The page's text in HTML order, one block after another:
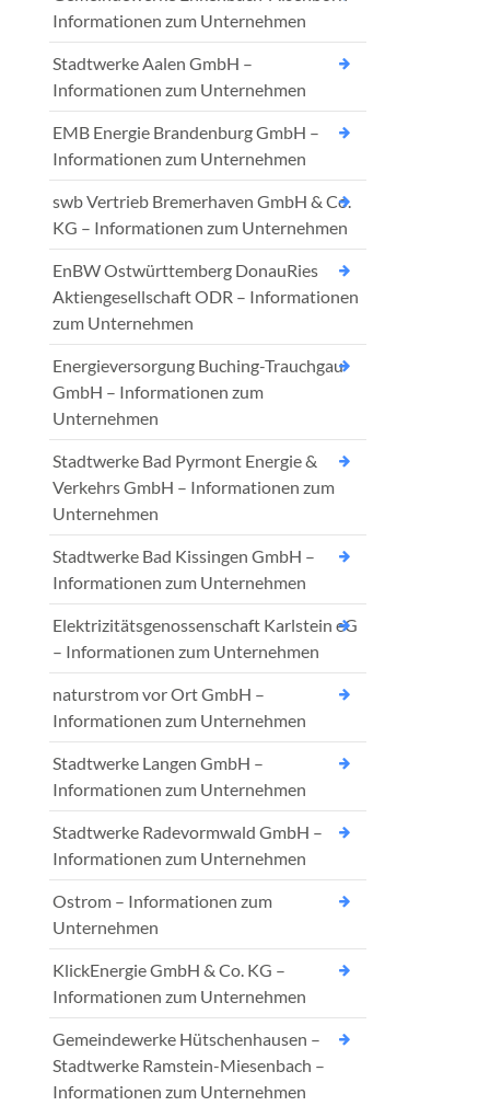
Informationen zum Unternehmen
Stadtwerke Aalen GmbH –
Informationen zum Unternehmen
EMB Energie Brandenburg GmbH –
Informationen zum Unternehmen
swb Vertrieb Bremerhaven GmbH & Co.
KG – Informationen zum Unternehmen
EnBW Ostwürttemberg DonauRies
Aktiengesellschaft ODR – Informationen
zum Unternehmen
Energieversorgung Buching-Trauchgau
GmbH – Informationen zum
Unternehmen
Stadtwerke Bad Pyrmont Energie &
Verkehrs GmbH – Informationen zum
Unternehmen
Stadtwerke Bad Kissingen GmbH –
Informationen zum Unternehmen
Elektrizitätsgenossenschaft Karlstein eG
– Informationen zum Unternehmen
naturstrom vor Ort GmbH –
Informationen zum Unternehmen
Stadtwerke Langen GmbH –
Informationen zum Unternehmen
Stadtwerke Radevormwald GmbH –
Informationen zum Unternehmen
Ostrom – Informationen zum
Unternehmen
KlickEnergie GmbH & Co. KG –
Informationen zum Unternehmen
Gemeindewerke Hütschenhausen –
Stadtwerke Ramstein-Miesenbach –
Informationen zum Unternehmen